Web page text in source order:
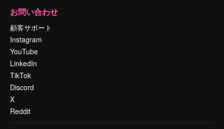
お問い合わせ
顧客サポート
Instagram
YouTube
LinkedIn
TikTok
Discord
X
Reddit